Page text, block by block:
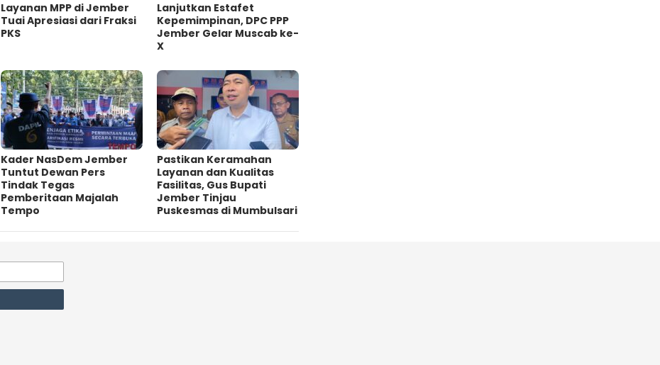
Layanan MPP di Jember
Tuai Apresiasi dari Fraksi
PKS
Lanjutkan Estafet
Kepemimpinan, DPC PPP
Jember Gelar Muscab ke-
X
Kader NasDem Jember
Tuntut Dewan Pers
Tindak Tegas
Pemberitaan Majalah
Tempo
Pastikan Keramahan
Layanan dan Kualitas
Fasilitas, Gus Bupati
Jember Tinjau
Puskesmas di Mumbulsari